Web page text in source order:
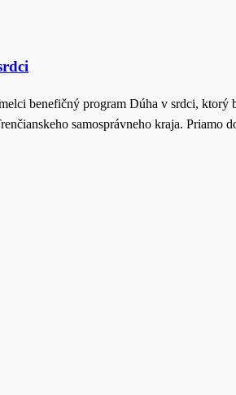
benefičný program Dúha v srdci,
samosprávneho kraja. Priamo